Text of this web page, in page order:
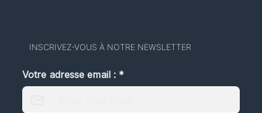
INSCRIVEZ-VOUS À NOTRE NEWSLETTER